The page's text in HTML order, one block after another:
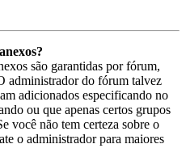
são garantidas por fórum,
administrador do fórum talvez
adicionados especificando no
ou que apenas certos grupos
você não tem certeza sobre o
o administrador para maiores